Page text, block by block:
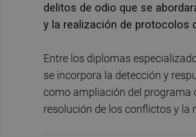
delitos de odio que se
y la realización de protocolos
Entre los diplomas
se incorpora la detección y
como ampliación del programa
resolución de los conflictos y la